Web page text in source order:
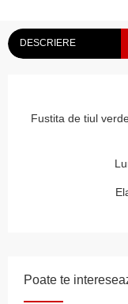
DESCRIERE
Fustita de tiul
Poate te